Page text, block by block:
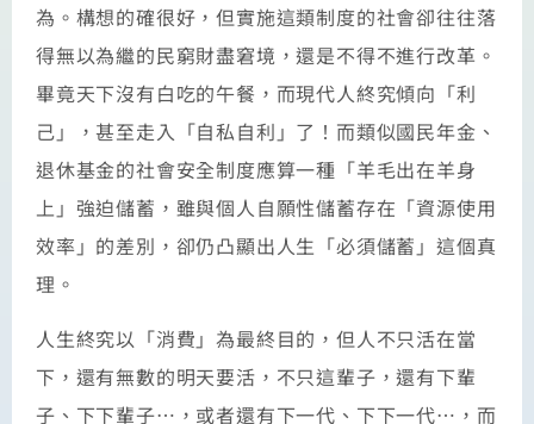
為。構想的確很好，但實施這類制度的社會卻往往落
得無以為繼的民窮財盡窘境，還是不得不進行改革。
畢竟天下沒有白吃的午餐，而現代人終究傾向「利
己」，甚至走入「自私自利」了！而類似國民年金、
退休基金的社會安全制度應算一種「羊毛出在羊身
上」強迫儲蓄，雖與個人自願性儲蓄存在「資源使用
效率」的差別，卻仍凸顯出人生「必須儲蓄」這個真
理。
人生終究以「消費」為最終目的，但人不只活在當
下，還有無數的明天要活，不只這輩子，還有下輩
子、下下輩子…，或者還有下一代、下下一代…，而